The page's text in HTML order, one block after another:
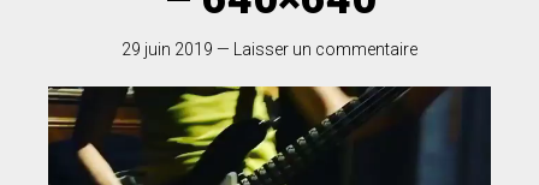
29 juin 2019 — Laisser un commentaire
Lecteur
vidéo